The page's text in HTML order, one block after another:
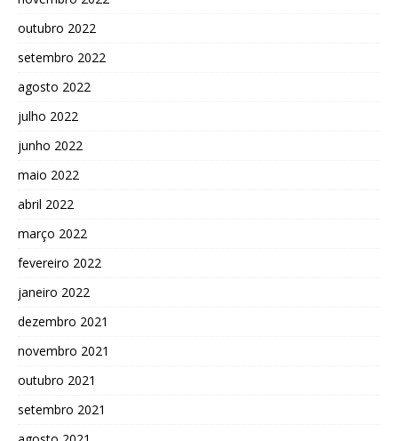
outubro 2022
setembro 2022
agosto 2022
julho 2022
junho 2022
maio 2022
abril 2022
março 2022
fevereiro 2022
janeiro 2022
dezembro 2021
novembro 2021
outubro 2021
setembro 2021